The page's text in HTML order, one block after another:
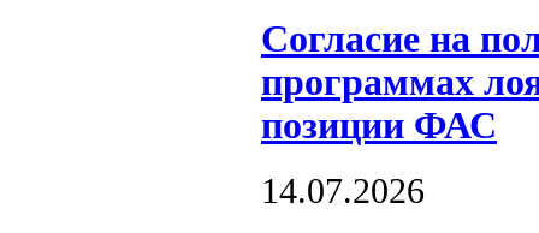
Согласие на
программах
позиции ФАС
14.07.2026